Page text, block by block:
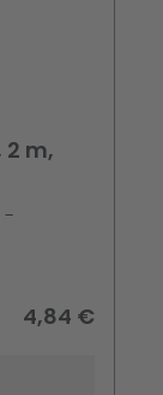
2 m,
-
4,84 €